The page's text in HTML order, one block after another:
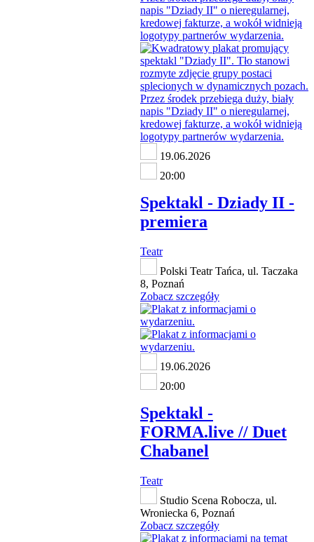
19.06.2026
20:00
Spektakl - Dziady II -
premiera
Teatr
Polski Teatr Tańca, ul. Taczaka
8, Poznań
Zobacz szczegóły
19.06.2026
20:00
Spektakl -
FORMA.live // Duet
Chabanel
Teatr
Studio Scena Robocza, ul.
Wroniecka 6, Poznań
Zobacz szczegóły